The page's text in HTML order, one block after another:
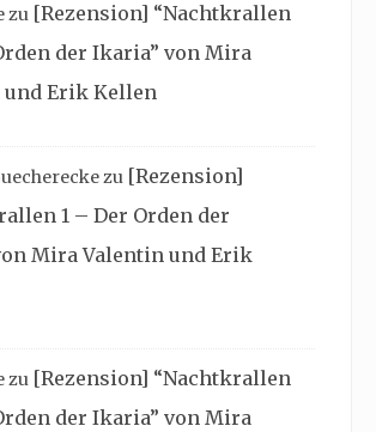
zu [Rezension] “Nachtkrallen
der Ikaria” von Mira
und Erik Kellen
zu [Rezension]
1 – Der Orden der
Mira Valentin und Erik
zu [Rezension] “Nachtkrallen
der Ikaria” von Mira